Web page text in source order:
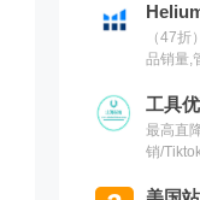
（47
品销量,
工具
最高直
销/